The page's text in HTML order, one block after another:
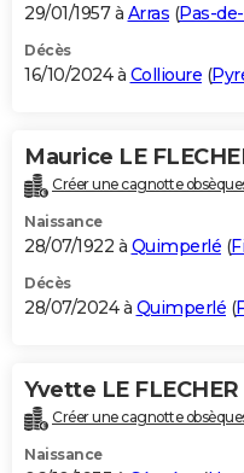
29/01/1957 à Arras (Pas-
Décès
16/10/2024 à Collioure (
Maurice LE
Créer une cagnotte
Naissance
28/07/1922 à Quimperlé (
Décès
28/07/2024 à Quimperlé (
Yvette LE FLECHER
Créer une cagnotte
Naissance